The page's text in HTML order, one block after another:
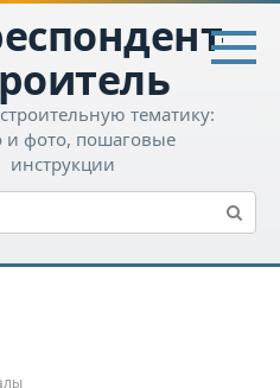
тематику:
и фото, пошаговые
инструкции